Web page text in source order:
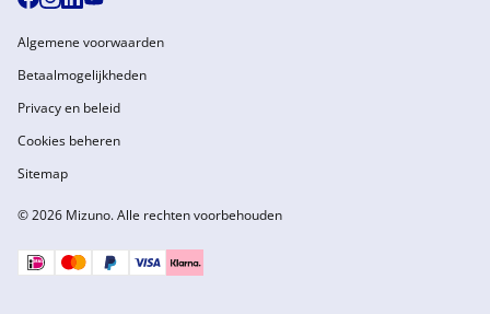
© 2026 Mizuno. Alle rechten voorbehouden
Algemene voorwaarden
Betaalmogelijkheden
Privacy en beleid
Cookies beheren
Sitemap